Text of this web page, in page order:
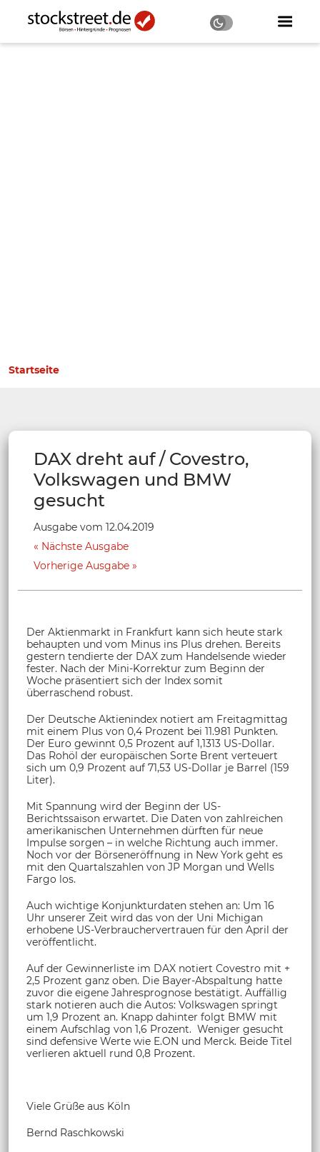
Startseite
DAX dreht auf / Covestro,
Volkswagen und BMW
gesucht
Ausgabe vom 12.04.2019
Nächste Ausgabe
Vorherige Ausgabe
Der Aktienmarkt in Frankfurt kann sich heute stark
behaupten und vom Minus ins Plus drehen. Bereits
gestern tendierte der DAX zum Handelsende wieder
fester. Nach der Mini-Korrektur zum Beginn der
Woche präsentiert sich der Index somit
überraschend robust.
Der Deutsche Aktienindex notiert am Freitagmittag
mit einem Plus von 0,4 Prozent bei 11.981 Punkten.
Der Euro gewinnt 0,5 Prozent auf 1,1313 US-Dollar.
Das Rohöl der europäischen Sorte Brent verteuert
sich um 0,9 Prozent auf 71,53 US-Dollar je Barrel (159
Liter).
Mit Spannung wird der Beginn der US-
Berichtssaison erwartet. Die Daten von zahlreichen
amerikanischen Unternehmen dürften für neue
Impulse sorgen – in welche Richtung auch immer.
Noch vor der Börseneröffnung in New York geht es
mit den Quartalszahlen von JP Morgan und Wells
Fargo los.
Auch wichtige Konjunkturdaten stehen an: Um 16
Uhr unserer Zeit wird das von der Uni Michigan
erhobene US-Verbrauchervertrauen für den April der
veröffentlicht.
Auf der Gewinnerliste im DAX notiert Covestro mit +
2,5 Prozent ganz oben. Die Bayer-Abspaltung hatte
zuvor die eigene Jahresprognose bestätigt. Auffällig
stark notieren auch die Autos: Volkswagen springt
um 1,9 Prozent an. Knapp dahinter folgt BMW mit
einem Aufschlag von 1,6 Prozent. Weniger gesucht
sind defensive Werte wie E.ON und Merck. Beide Titel
verlieren aktuell rund 0,8 Prozent.
Viele Grüße aus Köln
Bernd Raschkowski